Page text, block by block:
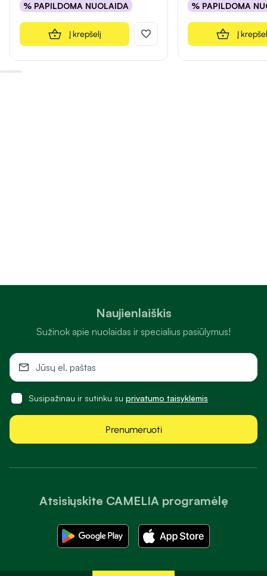
% PAPILDOMA NUOLAIDA
Į krepšelį
% PAPILDOMA
Į
Atsisiųskite CAMELIA programėlę
Naujienlaiškis
Sužinok apie nuolaidas ir specialius pasiūlymus!
Susipažinau ir sutinku su privatumo taisyklėmis
Prenumeruoti